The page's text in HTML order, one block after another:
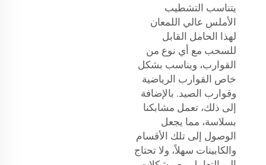
يتناسب التشطيب
الأملس عالي اللمعان
لهذا الحامل القابل
للسحب مع أي نوع من
القوارب، ويناسب بشكل
خاص القوارب الرياضية
وقوارب الصيد. بالإضافة
إلى ذلك، تعمل مشابكنا
بسلاسة، مما يجعل
الوصول إلى تلك الأقسام
والكابينات سهلاً، ولا تحتاج